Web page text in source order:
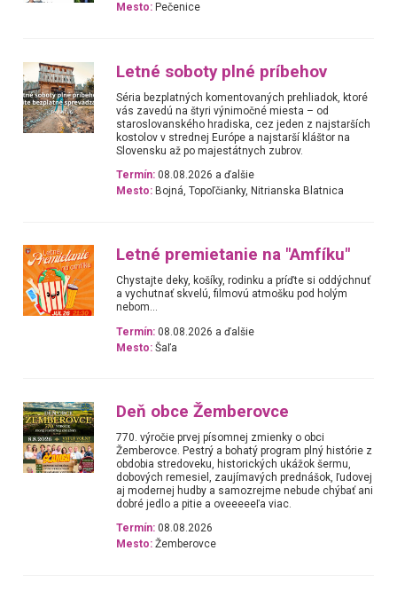
Mesto: Pečenice
Letné soboty plné príbehov
Séria bezplatných komentovaných prehliadok, ktoré
vás zavedú na štyri výnimočné miesta – od
staroslovanského hradiska, cez jeden z najstarších
kostolov v strednej Európe a najstarší kláštor na
Slovensku až po majestátnych zubrov.
Termín: 08.08.2026 a ďalšie
Mesto: Bojná, Topoľčianky, Nitrianska Blatnica
Letné premietanie na "Amfíku"
Chystajte deky, košíky, rodinku a príďte si oddýchnuť
a vychutnať skvelú, filmovú atmošku pod holým
nebom...
Termín: 08.08.2026 a ďalšie
Mesto: Šaľa
Deň obce Žemberovce
770. výročie prvej písomnej zmienky o obci
Žemberovce. Pestrý a bohatý program plný histórie z
obdobia stredoveku, historických ukážok šermu,
dobových remesiel, zaujímavých prednášok, ľudovej
aj modernej hudby a samozrejme nebude chýbať ani
dobré jedlo a pitie a oveeeeeľa viac.
Termín: 08.08.2026
Mesto: Žemberovce